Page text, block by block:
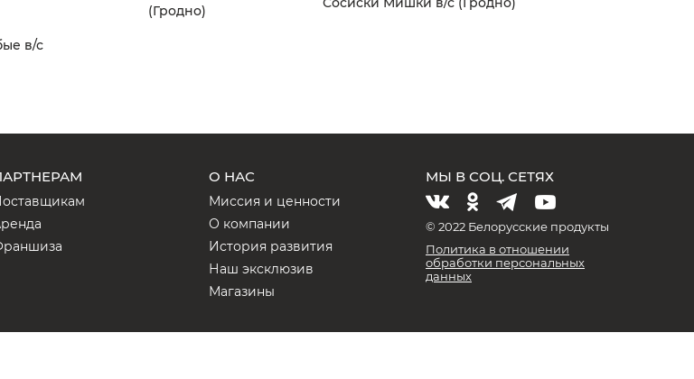
в/с
(Гродно)
О НАС
Миссия и ценности
О компании
История развития
Наш эксклюзив
Магазины
МЫ В СОЦ. СЕТЯХ
© 2022 Белорусские продукты
Политика в отношении
обработки персональных
данных